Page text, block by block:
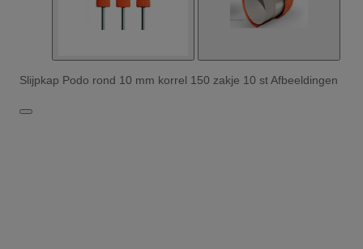
Slijpkap Podo rond 10 mm korrel 150 zakje 10 st Afbeeldingen